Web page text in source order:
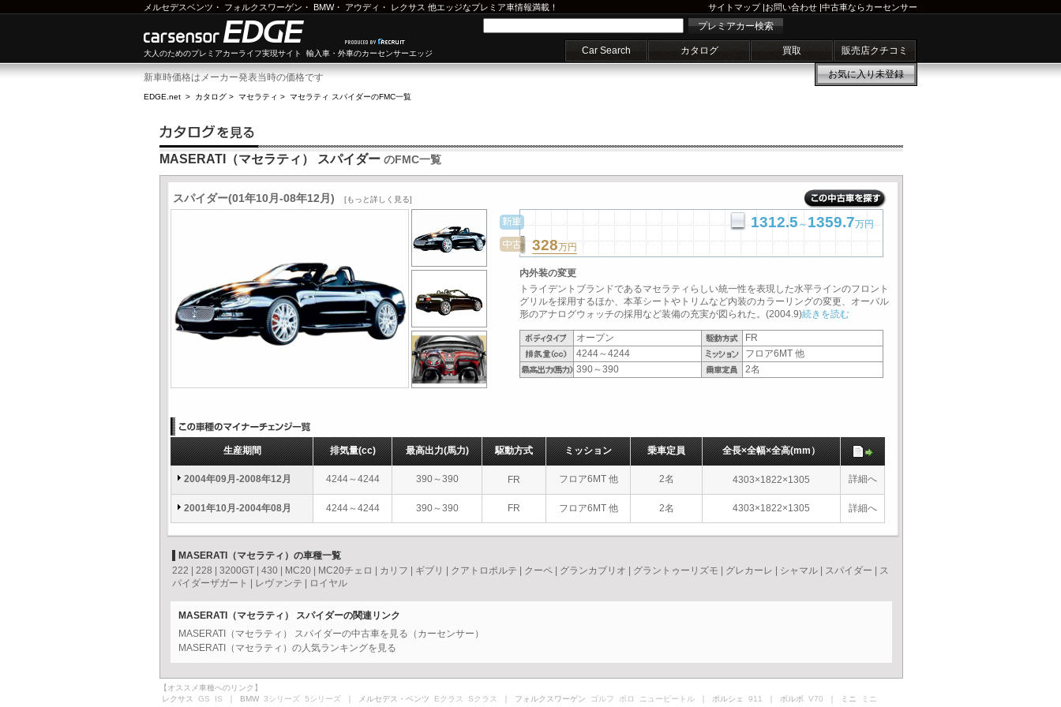
メルセデスベンツ ・ フォルクスワーゲン ・ BMW・ アウディ ・ レクサス 他エッジなプレミア車情報満載！ サイトマップ|お問い合わせ |中古車ならカーセンサー
大人のためのプレミアカーライフ実現サイト 輸入車・外車のカーセンサーエッジ
プレミアカー検索
Car Search カタログ 買取 販売店クチコミ
お気に入り未登録
新車時価格はメーカー発表当時の価格です
EDGE.net > カタログ > マセラティ > マセラティ スパイダーのFMC一覧
MASERATI（マセラティ） スパイダー のFMC一覧
スパイダー(01年10月-08年12月) [もっと詳しく見る]
1312.5～1359.7万円
328万円
内外装の変更
トライデントブランドであるマセラティらしい統一性を表現した水平ラインのフロント
グリルを採用するほか、本革シートやトリムなど内装のカラーリングの変更、オーバル
形のアナログウォッチの採用など装備の充実が図られた。(2004.9)続きを読む
オープン
FR
4244～4244
フロア6MT 他
390～390
2名
生産期間 排気量(cc) 最高出力(馬力) 駆動方式 ミッション 乗車定員 全長×全幅×全高(mm）
2004年09月-2008年12月 4244～4244 390～390 FR フロア6MT 他 2名 4303×1822×1305 詳細へ
2001年10月-2004年08月 4244～4244 390～390 FR フロア6MT 他 2名 4303×1822×1305 詳細へ
MASERATI（マセラティ）の車種一覧
222
228 3200GT 430 MC20 MC20チェロ カリフ ギブリ クアトロポルテ クーペ グランカブリオ グラントゥーリズモ グレカーレ シャマル スパイダー
ス
パイダーザガート
レヴァンテ ロイヤル
MASERATI（マセラティ） スパイダーの関連リンク
MASERATI（マセラティ） スパイダーの中古車を見る（カーセンサー）
MASERATI（マセラティ）の人気ランキングを見る
【オススメ車種へのリンク】
レクサス GS IS ｜ BMW 3シリーズ 5シリーズ ｜ メルセデス・ベンツ Eクラス Sクラス ｜ フォルクスワーゲン ゴルフ ポロ ニュービートル ｜ ポルシェ 911 ｜ ボルボ V70 ｜ ミニ ミニ